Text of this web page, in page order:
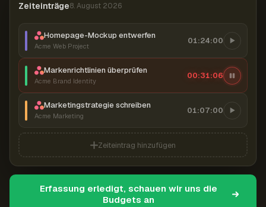
Zeiteinträge8. August 2026
Homepage-Mockup entwerfen
Acme Web Project
01:24:00
Markenrichtlinien überprüfen
Acme Brand Identity
00:31:07
Marketingstrategie schreiben
Acme Marketing
01:07:00
Zeiteintrag hinzufügen
Erfassung erledigt, schauen wir uns die
Budgets an